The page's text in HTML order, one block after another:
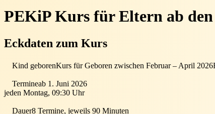
PEKiP Kurs für Eltern ab
Eckdaten zum Kurs
Kind geborenKurs für Geboren zwischen Februar – April 2026
Termineab 1. Juni 2026
jeden Montag, 09:30 Uhr
Dauer8 Termine, jeweils 90 Minuten